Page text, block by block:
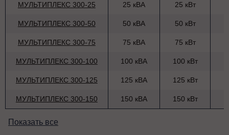
МУЛЬТИПЛЕКС 300-25 25 кВА 25 кВт
МУЛЬТИПЛЕКС 300-50 50 кВА 50 кВт
МУЛЬТИПЛЕКС 300-75 75 кВА 75 кВт
МУЛЬТИПЛЕКС 300-100 100 кВА 100 кВт
МУЛЬТИПЛЕКС 300-125 125 кВА 125 кВт
МУЛЬТИПЛЕКС 300-150 150 кВА 150 кВт
Показать все